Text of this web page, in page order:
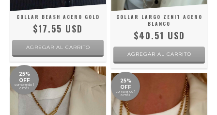
COLLAR BEASH ACERO GOLD
$17.55 USD
COLLAR LARGO ZENIT ACERO
BLANCO
$40.51 USD
25%
OFF
comprando 1
o más
25%
OFF
comprando 1
o más